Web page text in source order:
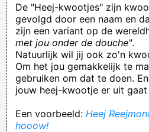
De "Heej-kwootjes" zijn
gevolgd door een naam en
zijn een variant op de
met jou onder de douche".
Natuurlijk wil jij ook zo'n
Om het jou gemakkelijk te
gebruiken om dat te doen.
jouw heej-kwootje er uit gaat
Een voorbeeld: Heej
hooow!